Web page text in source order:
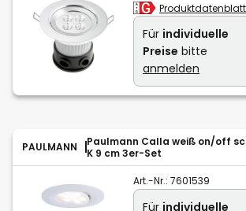
Produktdatenblatt
Für individuelle
Preise bitte
anmelden
PAULMANN
Paulmann Calla weiß on/off
K 9 cm 3er-Set
Art.-Nr.: 7601539
Für individuelle